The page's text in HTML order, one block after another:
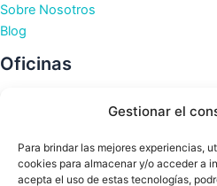
Gestionar el
Para brindar las mejores experiencias,
cookies para almacenar y/o acceder a
acepta el uso de estas tecnologías,
Sobre Nosotros
Blog
Oficinas
Oficinas en Barcelona
Oficinas en La Coruña
Oficinas en Murcia